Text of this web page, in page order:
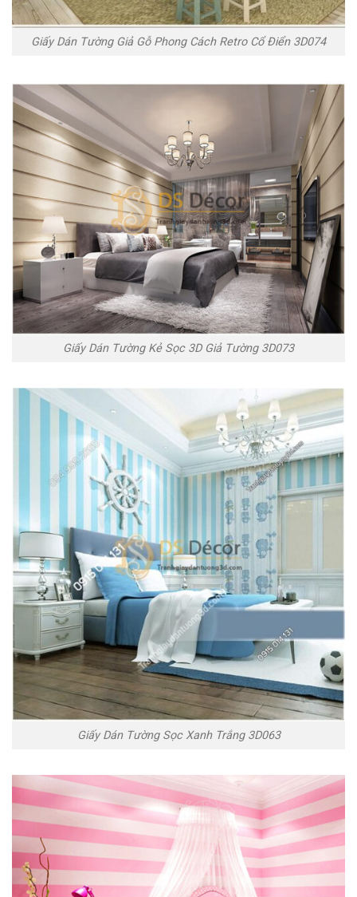
Giấy Dán Tường Giả Gỗ Phong Cách Retro Cổ Điển 3D074
Giấy Dán Tường Kẻ Sọc 3D Giả Tường 3D073
Giấy Dán Tường Sọc Xanh Trắng 3D063